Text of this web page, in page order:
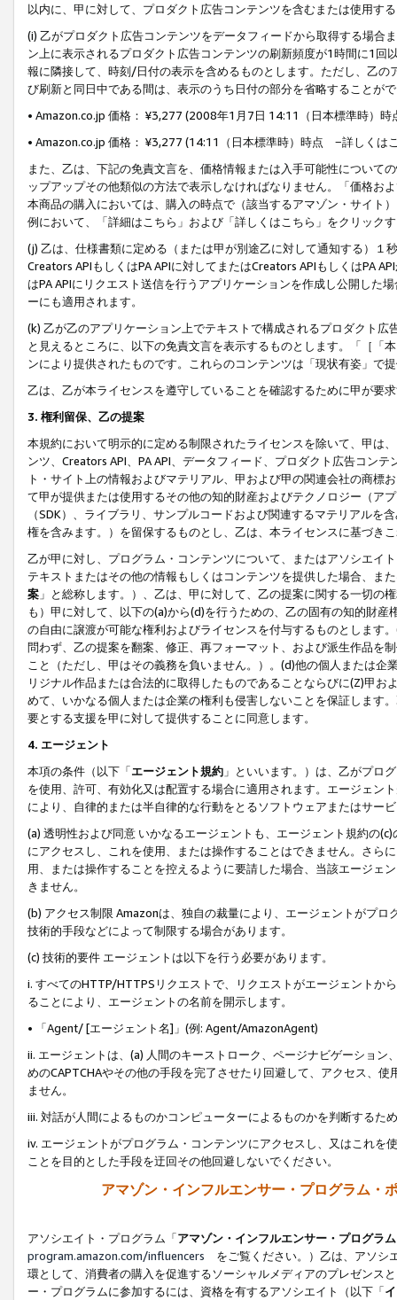
以内に、甲に対して、プロダクト広告コンテンツを含むまたは使用す
(i) 乙がプロダクト広告コンテンツをデータフィードから取得する場合
ン上に表示されるプロダクト広告コンテンツの刷新頻度が1時間に1
報に隣接して、時刻/日付の表示を含めるものとします。ただし、乙
び刷新と同日中である間は、表示のうち日付の部分を省略することが
• Amazon.co.jp 価格： ¥3,277 (2008年1月7日 14:11（日本標準時）
• Amazon.co.jp 価格： ¥3,277 (14:11（日本標準時）時点 −詳しくは
また、乙は、下記の免責文言を、価格情報または入手可能性について
ップアップその他類似の方法で表示しなければなりません。「価格
本商品の購入においては、購入の時点で（該当するアマゾン・サイト
例において、「詳細はこちら」および「詳しくはこちら」をクリック
(j) 乙は、仕様書類に定める（または甲が別途乙に対して通知する）
Creators APIもしくはPA APIに対してまたはCreators APIもしくはPA
はPA APIにリクエスト送信を行うアプリケーションを作成し公開した
ーにも適用されます。
(k) 乙が乙のアプリケーション上でテキストで構成されるプロダクト
と見えるところに、以下の免責文言を表示するものとします。「［「
ンにより提供されたものです。これらのコンテンツは「現状有姿」で
乙は、乙が本ライセンスを遵守していることを確認するために甲が要
3. 権利留保、乙の提案
本規約において明示的に定める制限されたライセンスを除いて、甲は
ンツ、Creators API、PA API、データフィード、プロダクト広告コン
ト・サイト上の情報およびマテリアル、甲および甲の関連会社の商
て甲が提供または使用するその他の知的財産およびテクノロジー（ア
（SDK）、ライブラリ、サンプルコードおよび関連するマテリアル
権を含みます。）を留保するものとし、乙は、本ライセンスに基づき
乙が甲に対し、プログラム・コンテンツについて、またはアソシエイ
テキストまたはその他の情報もしくはコンテンツを提供した場合、ま
案 」と総称します。）、乙は、甲に対して、乙の提案に関する一切
も）甲に対して、以下の(a)から(d)を行うための、乙の固有の知的財
の自由に譲渡が可能な権利およびライセンスを付与するものとします
問わず、乙の提案を翻案、修正、再フォーマット、および派生作品を
こと（ただし、甲はその義務を負いません。）。(d)他の個人または
リジナル作品または合法的に取得したものであることならびに(Z)甲
めて、いかなる個人または企業の権利も侵害しないことを保証します
要とする支援を甲に対して提供することに同意します。
4. エージェント
本項の条件（以下「エージェント規約 」といいます。）は、乙がプロ
を使用、許可、有効化又は配置する場合に適用されます。エージェン
により、自律的または半自律的な行動をとるソフトウェアまたはサー
(a) 透明性および同意 いかなるエージェントも、エージェント規約の
にアクセスし、これを使用、または操作することはできません。さら
用、または操作することを控えるように要請した場合、当該エージェ
きません。
(b) アクセス制限 Amazonは、独自の裁量により、エージェントがプ
技術的手段などによって制限する場合があります。
(c) 技術的要件 エージェントは以下を行う必要があります。
i. すべてのHTTP/HTTPSリクエストで、リクエストがエージェントか
ることにより、エージェントの名前を開示します。
• 「Agent/ [エージェント名]」(例: Agent/AmazonAgent)
ii. エージェントは、(a) 人間のキーストローク、ページナビゲーショ
めのCAPTCHAやその他の手段を完了させたり回避して、アクセス、
ません。
iii. 対話が人間によるものかコンピューターによるものかを判断するた
iv. エージェントがプログラム・コンテンツにアクセスし、又はこれ
ことを目的とした手段を迂回その他回避しないでください。
アマゾン・インフルエンサー・プログラム・
アソシエイト・プログラム「アマゾン・インフルエンサー・プログラム
program.amazon.com/influencers をご覧ください。）乙は、アソシ
環として、消費者の購入を促進するソーシャルメディアのプレゼンス
ー・プログラムに参加するには、資格を有するアソシエイト（以下「